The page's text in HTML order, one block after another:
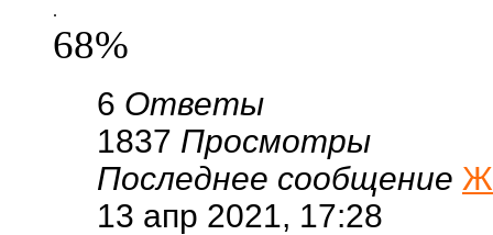
.
68%
6 Ответы
1837 Просмотры
Последнее сообщение
13 апр 2021, 17:28